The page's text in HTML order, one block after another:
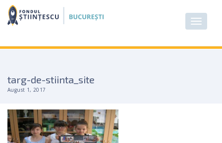
targ-de-stiinta_site
August 1, 2017